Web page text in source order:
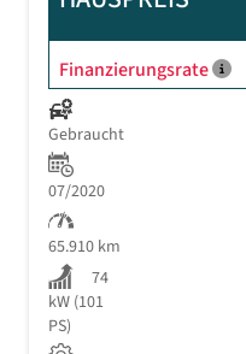
Finanzierungsrate
Gebraucht
07/2020
65.910 km
74
kW (101
PS)